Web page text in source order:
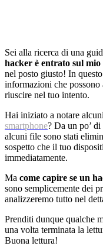
Sei alla ricerca di una
hacker è entrato sul mio
nel posto giusto! In
informazioni che
riuscire nel tuo intento.
Hai iniziato a notare alcuni
smartphone? Da un po’
alcuni file sono stati
sospetto che il tuo
immediatamente.
Ma come capire se un
sono semplicemente dei
analizzeremo tutto nel
Prenditi dunque qualche
una volta terminata la
Buona lettura!